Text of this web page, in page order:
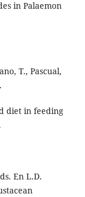
in Palaemon
T., Pascual,
diet in feeding
En L.D.